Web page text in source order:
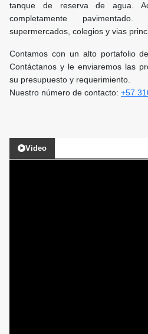
tanque de reserva de agua.
completamente
supermercados, colegios y vias
Contamos con un alto portafolio
Contáctanos y le enviaremos las
su presupuesto y requerimiento.
Nuestro número de contacto: +57
Video